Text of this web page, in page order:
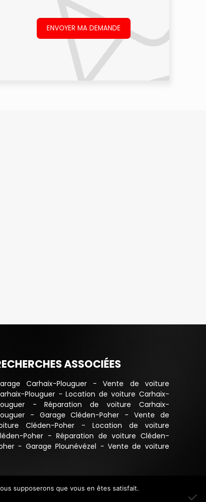
ASSOCIÉES
Carhaix-Plouguer -Vente de voiture
Plouguer -Location de voiture Carhaix-
-Réparation de voiture Carhaix-
- Garage Cléden-Poher - Vente de
Cléden-Poher- Location de voiture
Poher - Réparation de voiture Cléden-
- Garage Plounévézel - Vente de voiture
du-Faou-Vente de voiture
du-Faou-Location de voiture
Nancy
supposerons que vous en êtes satisfait.